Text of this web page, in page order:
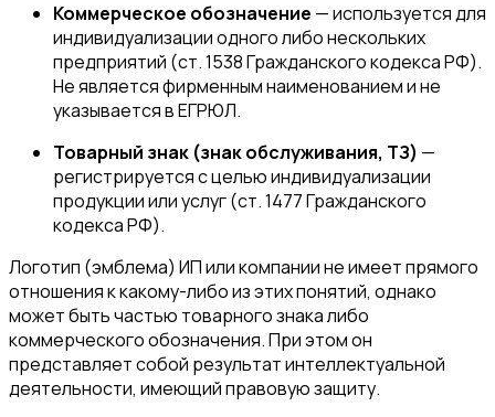
Коммерческое обозначение — используется для
индивидуализации одного либо нескольких
предприятий (ст. 1538 Гражданского кодекса РФ).
Не является фирменным наименованием и не
указывается в ЕГРЮЛ.
Товарный знак (знак обслуживания, ТЗ) —
регистрируется с целью индивидуализации
продукции или услуг (ст. 1477 Гражданского
кодекса РФ).
Логотип (эмблема) ИП или компании не имеет прямого
отношения к какому-либо из этих понятий, однако
может быть частью товарного знака либо
коммерческого обозначения. При этом он
представляет собой результат интеллектуальной
деятельности, имеющий правовую защиту.